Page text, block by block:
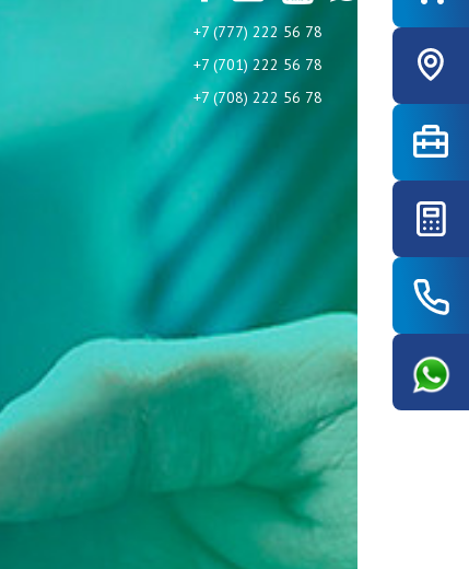
+7 (777) 222 56 78
+7 (701) 222 56 78
+7 (708) 222 56 78